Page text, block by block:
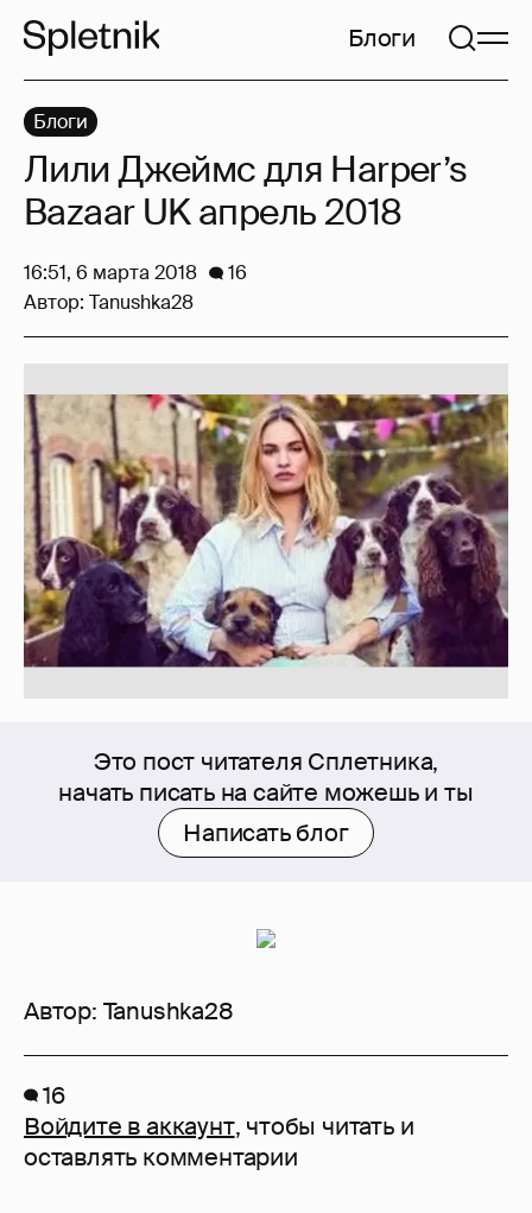
Блоги
Это пост читателя Сплетника,
начать писать на сайте можешь и ты
Написать блог
Автор: Tanushka28
Блоги
Лили Джеймс для Harper’s
Bazaar UK апрель 2018
16:51, 6 марта 2018
16
Автор: Tanushka28
16
Войдите в аккаунт, чтобы читать и
оставлять комментарии